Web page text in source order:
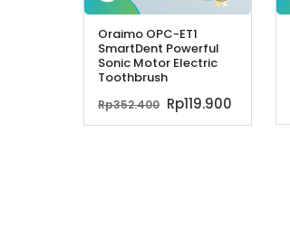
Oraimo OPC-ET1
SmartDent Powerful
Sonic Motor Electric
Toothbrush
Rp352.400 Harga
aslinya
Rp119.900Harga
saat